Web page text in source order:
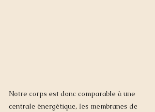
Notre corps est donc comparable à une
centrale énergétique, les membranes de